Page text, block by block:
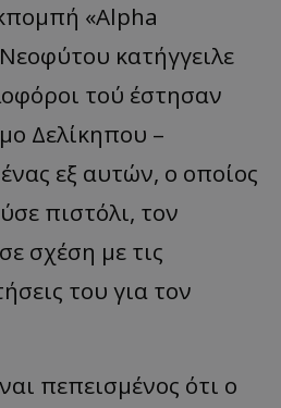
«Alpha
κατήγγειλε
τού έστησαν
Δελίκηπου –
εξ αυτών, ο οποίος
πιστόλι, τον
σχέση με τις
του για τον
πεπεισμένος ότι ο